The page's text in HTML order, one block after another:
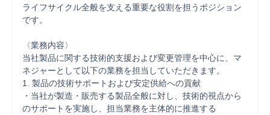
ライフサイクル全般を支える重要な役割を担うポジション
です。
〈業務内容〉
当社製品に関する技術的支援および変更管理を中心に、マ
ネジャーとして以下の業務を担当していただきます。
1. 製品の技術サポートおよび安定供給への貢献
・当社が製造・販売する製品全般に対し、技術的視点から
のサポートを実施し、担当業務を主体的に推進する